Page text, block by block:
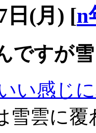
日(月) [n
ですが
い感じ
雪雲に